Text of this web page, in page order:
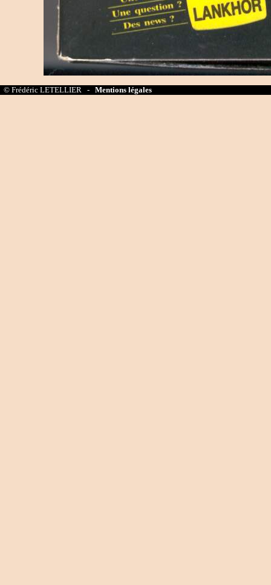
© Frédéric LETELLIER - Mentions légales